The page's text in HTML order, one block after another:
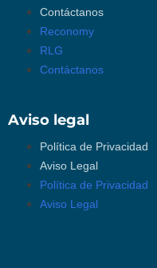
Contáctanos
Reconomy
RLG
Contáctanos
Aviso legal
Política de Privacidad
Aviso Legal
Política de Privacidad
Aviso Legal